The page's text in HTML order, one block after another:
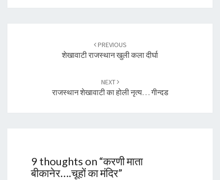
PREVIOUS
शेखावाटी राजस्थान खुली कला दीर्घा
NEXT
राजस्थान शेखावाटी का होली नृत्य… गीन्दड
9 thoughts on “करणी माता
बीकानेर….चूहों का मंदिर”